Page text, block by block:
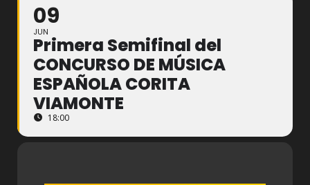
09
JUN
Primera Semifinal del
CONCURSO DE MÚSICA
ESPAÑOLA CORITA
VIAMONTE
18:00